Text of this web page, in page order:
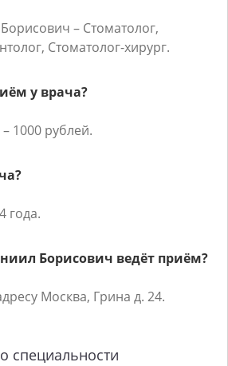
– Стоматолог,
Стоматолог-хирург.
у врача?
1000 рублей.
года.
Борисович ведёт приём?
Москва, Грина д. 24.
специальности